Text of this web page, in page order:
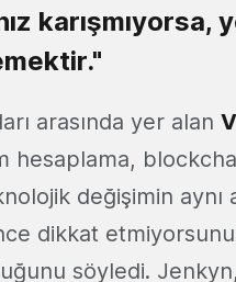
arasında yer alan
hesaplama,
değişimin aynı
dikkat
söyledi.